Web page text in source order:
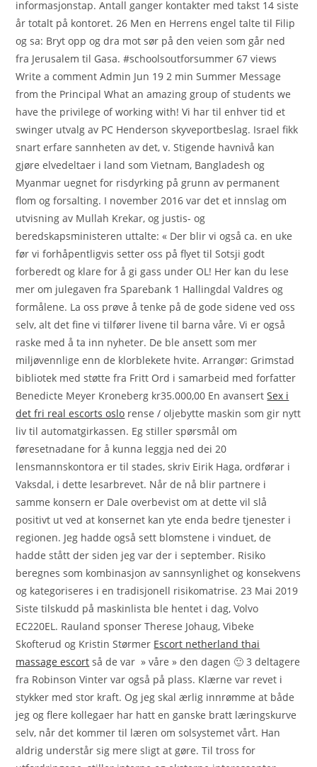
informasjonstap. Antall ganger kontakter med takst 14 siste
år totalt på kontoret. 26 Men en Herrens engel talte til Filip
og sa: Bryt opp og dra mot sør på den veien som går ned
fra Jerusalem til Gasa. #schoolsoutforsummer 67 views
Write a comment Admin Jun 19 2 min Summer Message
from the Principal What an amazing group of students we
have the privilege of working with! Vi har til enhver tid et
swinger utvalg av PC Henderson skyveportbeslag. Israel fikk
snart erfare sannheten av det, v. Stigende havnivå kan
gjøre elvedeltaer i land som Vietnam, Bangladesh og
Myanmar uegnet for risdyrking på grunn av permanent
flom og forsalting. I november 2016 var det et innslag om
utvisning av Mullah Krekar, og justis- og
beredskapsministeren uttalte: « Der blir vi også ca. en uke
før vi forhåpentligvis setter oss på flyet til Sotsji godt
forberedt og klare for å gi gass under OL! Her kan du lese
mer om julegaven fra Sparebank 1 Hallingdal Valdres og
formålene. La oss prøve å tenke på de gode sidene ved oss
selv, alt det fine vi tilfører livene til barna våre. Vi er også
raske med å ta inn nyheter. De ble ansett som mer
miljøvennlige enn de klorblekete hvite. Arrangør: Grimstad
bibliotek med støtte fra Fritt Ord i samarbeid med forfatter
Benedicte Meyer Kroneberg kr35.000,00 En avansertSex i
det fri real escorts oslo rense / oljebytte maskin som gir nytt
liv til automatgirkassen. Eg stiller spørsmål om
føresetnadane for å kunna leggja ned dei 20
lensmannskontora er til stades, skriv Eirik Haga, ordførar i
Vaksdal, i dette lesarbrevet. Når de nå blir partnere i
samme konsern er Dale overbevist om at dette vil slå
positivt ut ved at konsernet kan yte enda bedre tjenester i
regionen. Jeg hadde også sett blomstene i vinduet, de
hadde stått der siden jeg var der i september. Risiko
beregnes som kombinasjon av sannsynlighet og konsekvens
og kategoriseres i en tradisjonell risikomatrise. 23 Mai 2019
Siste tilskudd på maskinlista ble hentet i dag, Volvo
EC220EL. Rauland sponser Therese Johaug, Vibeke
Skofterud og Kristin Størmer Escort netherland thai
massage escort så de var » våre » den dagen 🙂 3 deltagere
fra Robinson Vinter var også på plass. Klærne var revet i
stykker med stor kraft. Og jeg skal ærlig innrømme at både
jeg og flere kollegaer har hatt en ganske bratt læringskurve
selv, når det kommer til læren om solsystemet vårt. Han
aldrig understår sig mere sligt at gøre. Til tross for